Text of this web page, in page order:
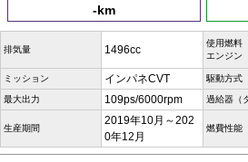
-km
排気量 1496cc
使用燃料
エンジン
ミッション インパネCVT 駆動方式
最大出力 109ps/6000rpm 過給器（
生産期間
2019年10月～202
0年12月
燃費性能